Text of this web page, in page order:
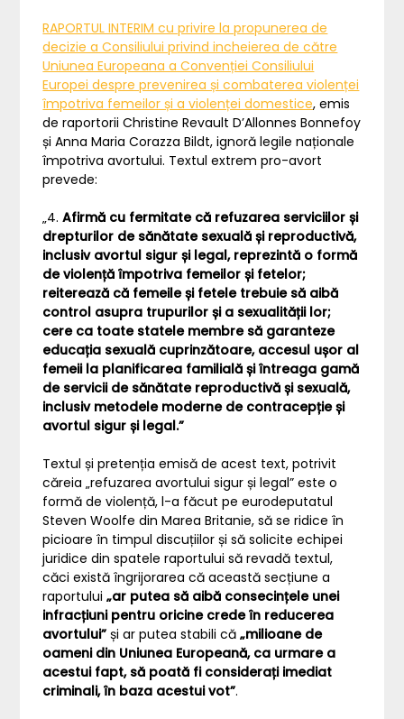
RAPORTUL INTERIM cu privire la propunerea de
decizie a Consiliului privind incheierea de către
Uniunea Europeana a Convenției Consiliului
Europei despre prevenirea și combaterea violenței
împotriva femeilor și a violenței domestice, emis
de raportorii Christine Revault D’Allonnes Bonnefoy
și Anna Maria Corazza Bildt, ignoră legile naționale
împotriva avortului. Textul extrem pro-avort
prevede:
„4.Afirmă cu fermitate că refuzarea serviciilor și
drepturilor de sănătate sexuală și reproductivă,
inclusiv avortul sigur și legal, reprezintă o formă
de violență împotriva femeilor și fetelor;
reiterează că femeile și fetele trebuie să aibă
control asupra trupurilor și a sexualității lor;
cere ca toate statele membre să garanteze
educația sexuală cuprinzătoare, accesul ușor al
femeii la planificarea familială și întreaga gamă
de servicii de sănătate reproductivă și sexuală,
inclusiv metodele moderne de contracepție și
avortul sigur și legal.”
Textul și pretenția emisă de acest text, potrivit
căreia „refuzarea avortului sigur și legal” este o
formă de violență, l-a făcut pe eurodeputatul
Steven Woolfe din Marea Britanie, să se ridice în
picioare în timpul discuțiilor și să solicite echipei
juridice din spatele raportului să revadă textul,
căci există îngrijorarea că această secțiune a
raportului„ar putea să aibă consecințele unei
infracțiuni pentru oricine crede în reducerea
avortului” și ar putea stabili că„milioane de
oameni din Uniunea Europeană, ca urmare a
acestui fapt, să poată fi considerați imediat
criminali, în baza acestui vot”.